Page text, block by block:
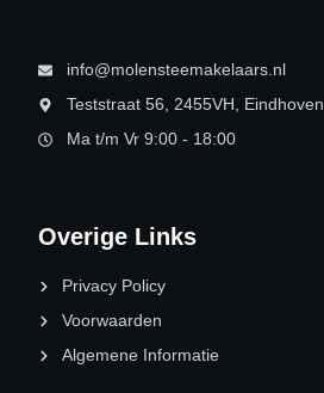
Overige Links
Privacy Policy
Voorwaarden
Algemene Informatie
info@molensteemakelaars.nl
Teststraat 56, 2455VH, Eindhoven
Ma t/m Vr 9:00 - 18:00